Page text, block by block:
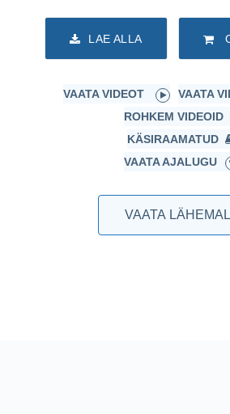
LAE ALLA
VAATA VIDEOT
VAATA
ROHKEM VIDEOID
KÄSIRAAMATUD
VAATA AJALUGU
VAATA